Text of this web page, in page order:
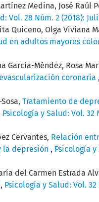
Medina, José Raúl
Vol. 28 Núm. 2 (2018):
Quiceno, Olga Viviana
en adultos mayores
García-Méndez, Rosa
coronaria ,
Tratamiento de
Psicología y Salud: Vol.
Cervantes, Relación
la depresión , Psicología y
del Carmen Estrada
, Psicología y Salud: Vol.